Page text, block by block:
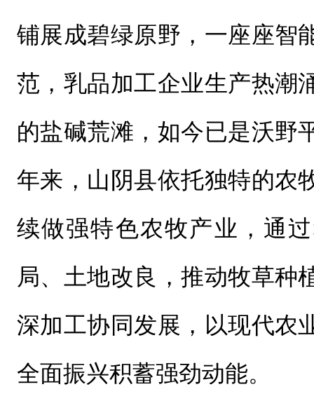
铺展成碧绿原野，一座座智
范，乳品加工企业生产热潮
的盐碱荒滩，如今已是沃野
年来，山阴县依托独特的农
续做强特色农牧产业，通
局、土地改良，推动牧草种
深加工协同发展，以现代农
全面振兴积蓄强劲动能。